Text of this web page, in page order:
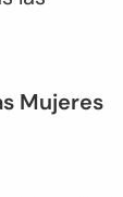
Mujeres